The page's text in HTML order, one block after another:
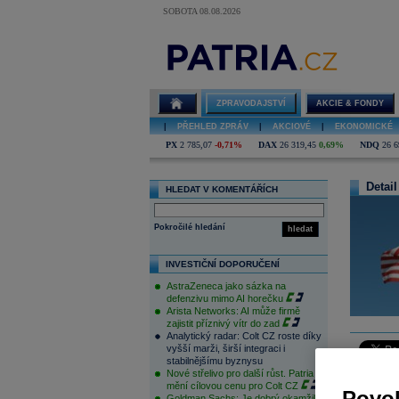
SOBOTA 08.08.2026
ZPRAVODAJSTVÍ AKCIE & FONDY
PŘEHLED ZPRÁV AKCIOVÉ EKONOMICKÉ
PX 2 785,07 -0,71% DAX 26 319,45 0,69% NDQ 26
HLEDAT V KOMENTÁŘÍCH
hledat
Pokročilé hledání
INVESTIČNÍ DOPORUČENÍ
AstraZeneca jako sázka na
defenzivu mimo AI horečku
Arista Networks: AI může firmě
zajistit příznivý vítr do zad
Analytický radar: Colt CZ roste díky
vyšší marži, širší integraci i
stabilnějšímu byznysu
Nové střelivo pro další růst. Patria
mění cílovou cenu pro Colt CZ